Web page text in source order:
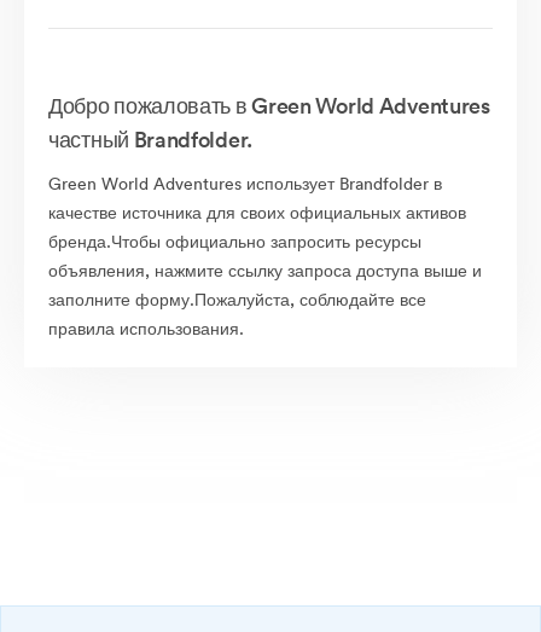
Добро пожаловать в Green World Adventures
частный Brandfolder.
Green World Adventures использует Brandfolder в
качестве источника для своих официальных активов
бренда.Чтобы официально запросить ресурсы
объявления, нажмите ссылку запроса доступа выше и
заполните форму.Пожалуйста, соблюдайте все
правила использования.